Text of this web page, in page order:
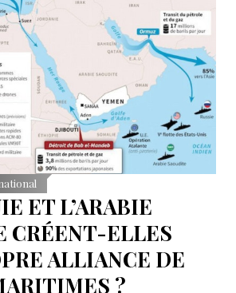
ET L’ARABIE
CRÉENT-ELLES
ALLIANCE DE
?